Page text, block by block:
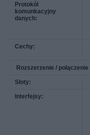
Protokół
komunkacyjny
danych:
Cechy:
Rozszerzenie / połączenie
Sloty:
Interfejsy: